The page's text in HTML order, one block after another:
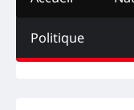
Politique